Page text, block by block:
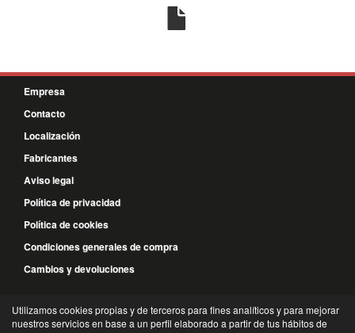
Empresa
Contacto
Localización
Fabricantes
Aviso legal
Política de privacidad
Política de cookies
Condiciones generales de compra
Cambios y devoluciones
926 58 67 54
Utilizamos cookies propias y de terceros para fines analíticos y para mejorar
nuestros servicios en base a un perfil elaborado a partir de tus hábitos de